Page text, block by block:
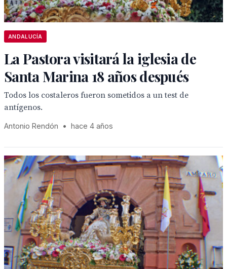
ANDALUCÍA
La Pastora visitará la iglesia de
Santa Marina 18 años después
Todos los costaleros fueron sometidos a un test de
antígenos.
Antonio Rendón • hace 4 años